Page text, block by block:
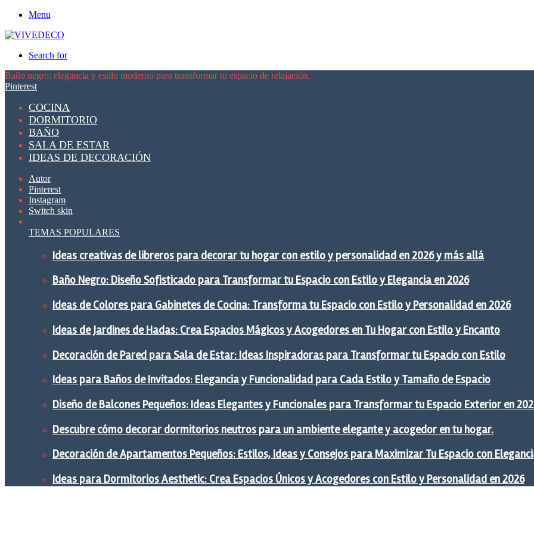
Menu
Search for
Baño negro: elegancia y estilo moderno para transformar tu espacio de relajación.
Pinterest
COCINA
DORMITORIO
BAÑO
SALA DE ESTAR
IDEAS DE DECORACIÓN
Autor
Pinterest
Instagram
Switch skin
TEMAS POPULARES
Ideas creativas de libreros para decorar tu hogar con estilo y personalidad en 2026 y más allá
Baño Negro: Diseño Sofisticado para Transformar tu Espacio con Estilo y Elegancia en 2026
Ideas de Colores para Gabinetes de Cocina: Transforma tu Espacio con Estilo y Personalidad en 2026
Ideas de Jardines de Hadas: Crea Espacios Mágicos y Acogedores en Tu Hogar con Estilo y Encanto
Decoración de Pared para Sala de Estar: Ideas Inspiradoras para Transformar tu Espacio con Estilo
Ideas para Baños de Invitados: Elegancia y Funcionalidad para Cada Estilo y Tamaño de Espacio
Diseño de Balcones Pequeños: Ideas Elegantes y Funcionales para Transformar tu Espacio Exterior en
Descubre cómo decorar dormitorios neutros para un ambiente elegante y acogedor en tu hogar.
Decoración de Apartamentos Pequeños: Estilos, Ideas y Consejos para Maximizar Tu Espacio con
Ideas para Dormitorios Aesthetic: Crea Espacios Únicos y Acogedores con Estilo y Personalidad en 2026